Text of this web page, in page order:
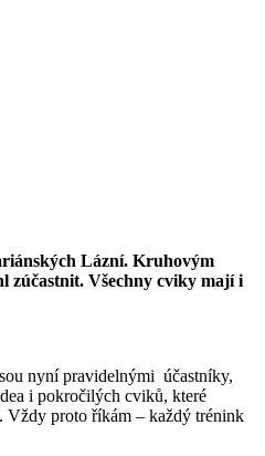
Lázní. Kruhovým
zúčastnit. Všechny cviky mají i
nyní pravidelnými účastníky,
i pokročilých cviků, které
Vždy proto říkám – každý trénink